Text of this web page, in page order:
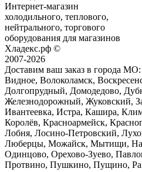
Интернет-магазин
холодильного, теплового,
нейтрального, торгового
оборудования для магазинов
Хладекс.рф ©
2007-2026
Доставим ваш заказ в города МО:
Видное, Волоколамск,
Долгопрудный, Домодедово,
Железнодорожный, Жуковский,
Ивантеевка, Истра, Кашира,
Королёв, Красноармейск,
Лобня, Лосино-Петровский,
Люберцы, Можайск, Мытищи,
Одинцово, Орехово-Зуево,
Протвино, Пушкино, Пущино,